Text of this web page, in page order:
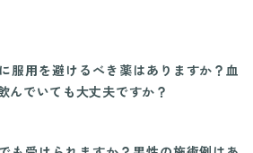
服用を避けるべき薬はありますか？血
んでいても大丈夫ですか？